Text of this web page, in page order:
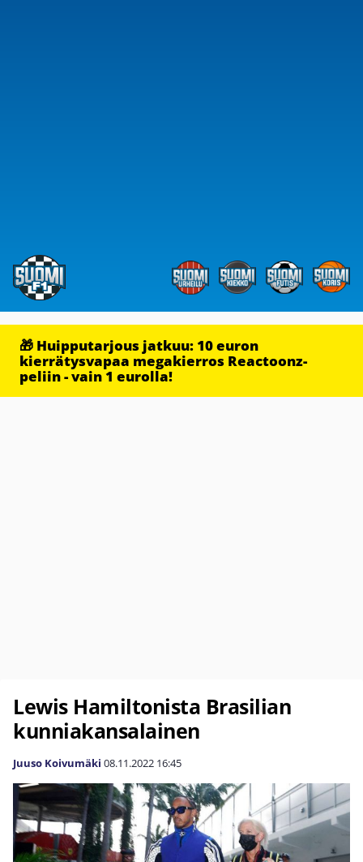
🎁 Huipputarjous jatkuu: 10 euron
kierrätysvapaa megakierros Reactoonz-
peliin - vain 1 eurolla!
Lewis Hamiltonista Brasilian
kunniakansalainen
Juuso Koivumäki 08.11.2022 16:45